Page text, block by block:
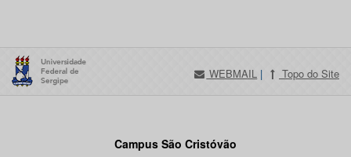
WEBMAIL | Topo do Site
Campus São Cristóvão